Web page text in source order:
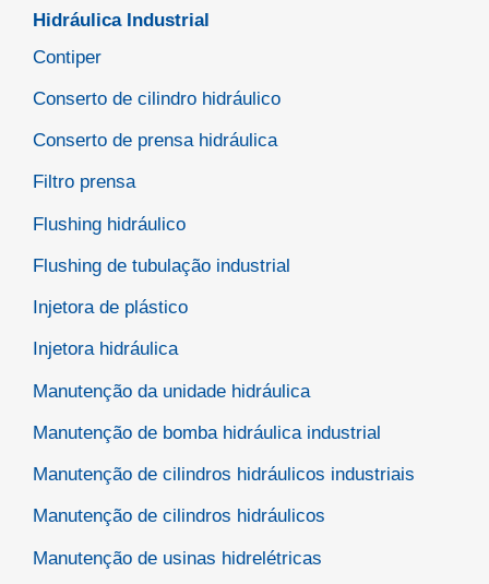
Hidráulica Industrial
Contiper
Conserto de cilindro hidráulico
Conserto de prensa hidráulica
Filtro prensa
Flushing hidráulico
Flushing de tubulação industrial
Injetora de plástico
Injetora hidráulica
Manutenção da unidade hidráulica
Manutenção de bomba hidráulica industrial
Manutenção de cilindros hidráulicos industriais
Manutenção de cilindros hidráulicos
Manutenção de usinas hidrelétricas